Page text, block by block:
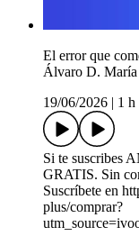
El error que
Álvaro D. María
19/06/2026
1 h
Si te suscribes
GRATIS. Sin
Suscríbete en
plus/comprar?